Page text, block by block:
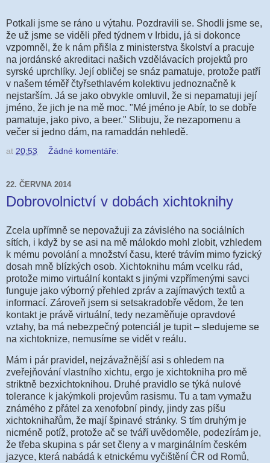
Potkali jsme se ráno u výtahu. Pozdravili se. Shodli jsme se,
že už jsme se viděli před týdnem v Irbidu, já si dokonce
vzpomněl, že k nám přišla z ministerstva školství a pracuje
na jordánské akreditaci našich vzdělávacích projektů pro
syrské uprchlíky. Její obličej se snáz pamatuje, protože patří
v našem téměř čtyřsethlavém kolektivu jednoznačně k
nejstarším. Já se jako obvykle omluvil, že si nepamatuji její
jméno, že jich je na mě moc. "Mé jméno je Abír, to se dobře
pamatuje, jako pivo, a beer." Slibuju, že nezapomenu a
večer si jedno dám, na ramaddán nehledě.
at 20:53 Žádné komentáře:
22. ČERVNA 2014
Dobrovolnictví v dobách xichtoknihy
Zcela upřímně se nepovažuji za závislého na sociálních
sítích, i když by se asi na mě málokdo mohl zlobit, vzhledem
k mému povolání a množství času, které trávím mimo fyzický
dosah mně blízkých osob. Xichtoknihu mám vcelku rád,
protože mimo virtuální kontakt s jinými vzpřímenými savci
funguje jako výborný přehled zpráv a zajímavých textů a
informací. Zároveň jsem si setsakradobře vědom, že ten
kontakt je právě virtuální, tedy nezaměňuje opravdové
vztahy, ba má nebezpečný potenciál je tupit – sledujeme se
na xichtoknize, nemusíme se vidět v reálu.
Mám i pár pravidel, nejzávažnější asi s ohledem na
zveřejňování vlastního xichtu, ergo je xichtokniha pro mě
striktně bezxichtoknihou. Druhé pravidlo se týká nulové
tolerance k jakýmkoli projevům rasismu. Tu a tam vymažu
známého z přátel za xenofobní pindy, jindy zas píšu
xichtoknihařům, že mají špinavé stránky. S tím druhým je
nicméně potíž, protože ač se tváří uvědoměle, podezírám je,
že třeba skupina s pár set členy a v marginálním českém
jazyce, která nabádá k etnickému vyčištění ČR od Romů,